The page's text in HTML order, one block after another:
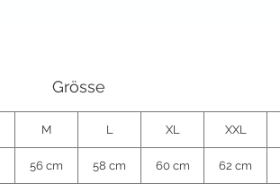
Grösse
M L XL XXL
56 cm 58 cm 60 cm 62 cm